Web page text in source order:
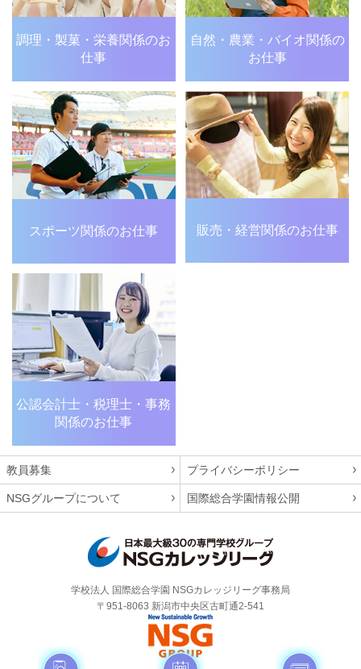
調理・製菓・栄養関係のお
仕事
自然・農業・バイオ関係の
お仕事
スポーツ関係のお仕事 販売・経営関係のお仕事
公認会計士・税理士・事務
関係のお仕事
教員募集 プライバシーポリシー
NSGグループについて 国際総合学園情報公開
学校法人 国際総合学園 NSGカレッジリーグ事務局
〒951-8063 新潟市中央区古町通2-541